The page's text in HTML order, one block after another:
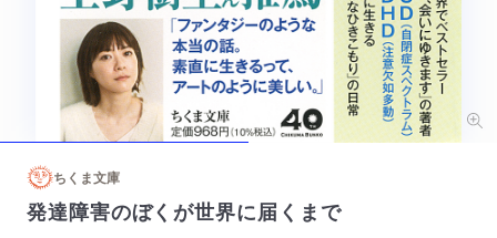
ちくま文庫
発達障害のぼくが世界に届くまで